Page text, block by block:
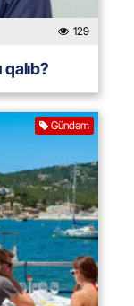
129
Gündəm